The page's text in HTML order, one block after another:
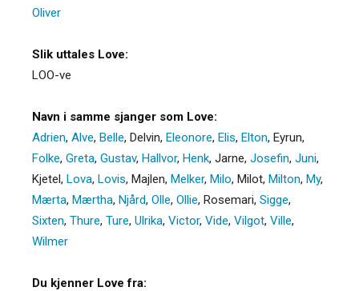
Oliver
Slik uttales Love:
LOO-ve
Navn i samme sjanger som Love:
Adrien, Alve, Belle, Delvin, Eleonore, Elis, Elton, Eyrun,
Folke, Greta, Gustav, Hallvor, Henk, Jarne, Josefin, Juni,
Kjetel, Lova, Lovis, Majlen, Melker, Milo, Milot, Milton, My,
Mærta, Mærtha, Njård, Olle, Ollie, Rosemari, Sigge,
Sixten, Thure, Ture, Ulrika, Victor, Vide, Vilgot, Ville,
Wilmer
Du kjenner Love fra: